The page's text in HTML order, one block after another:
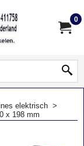
0
elektrisch >
x 198 mm